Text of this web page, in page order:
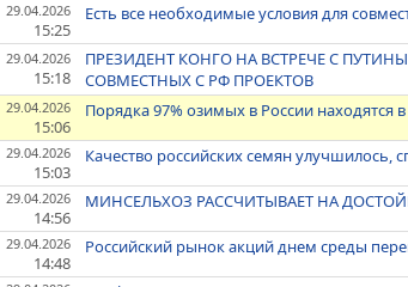
29.04.2026
15:25
Есть все необходимые условия для
29.04.2026
15:18
ПРЕЗИДЕНТ КОНГО НА ВСТРЕЧЕ С
СОВМЕСТНЫХ С РФ ПРОЕКТОВ
29.04.2026
15:06
Порядка 97% озимых в России находятся
29.04.2026
15:03
Качество российских семян улучшилось,
29.04.2026
14:56
МИНСЕЛЬХОЗ РАССЧИТЫВАЕТ НА
29.04.2026
14:48
Российский рынок акций днем среды